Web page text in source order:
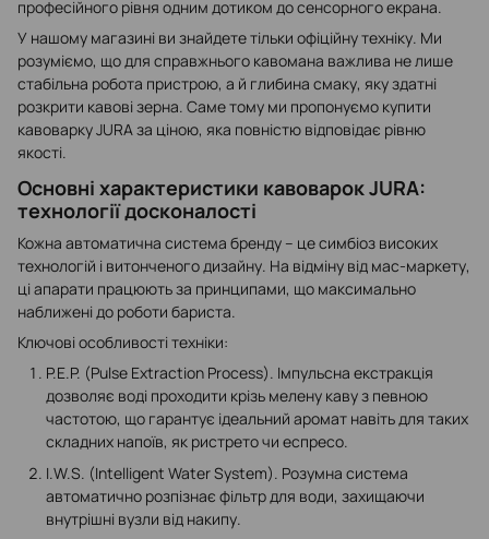
професійного рівня одним дотиком до сенсорного екрана.
У нашому магазині ви знайдете тільки офіційну техніку. Ми
розуміємо, що для справжнього кавомана важлива не лише
стабільна робота пристрою, а й глибина смаку, яку здатні
розкрити кавові зерна. Саме тому ми пропонуємо купити
кавоварку JURA за ціною, яка повністю відповідає рівню
якості.
Основні характеристики кавоварок JURA:
технології досконалості
Кожна автоматична система бренду – це симбіоз високих
технологій і витонченого дизайну. На відміну від мас-маркету,
ці апарати працюють за принципами, що максимально
наближені до роботи бариста.
Ключові особливості техніки:
P.E.P. (Pulse Extraction Process). Імпульсна екстракція
дозволяє воді проходити крізь мелену каву з певною
частотою, що гарантує ідеальний аромат навіть для таких
складних напоїв, як ристрето чи еспресо.
I.W.S. (Intelligent Water System). Розумна система
автоматично розпізнає фільтр для води, захищаючи
внутрішні вузли від накипу.